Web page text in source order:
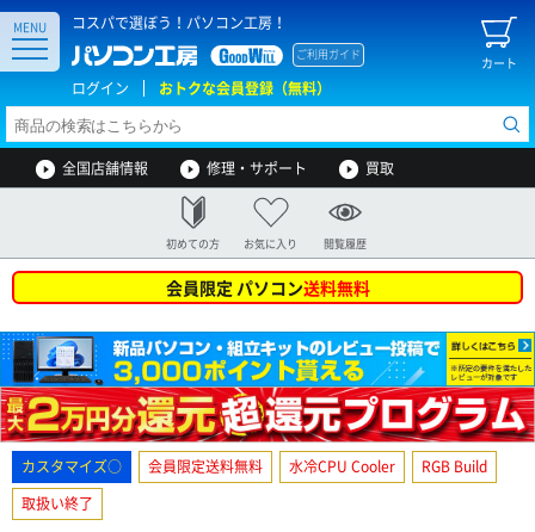
コスパで選ぼう！パソコン工房！
カート
ご利用ガイド
ログイン おトクな会員登録（無料）
MENU
全国店舗情報 修理・サポート 買取
初めての方 お気に入り 閲覧履歴
会員限定 パソコン送料無料
カスタマイズ○ 会員限定送料無料 水冷CPU Cooler
RGB Build
取扱い終了